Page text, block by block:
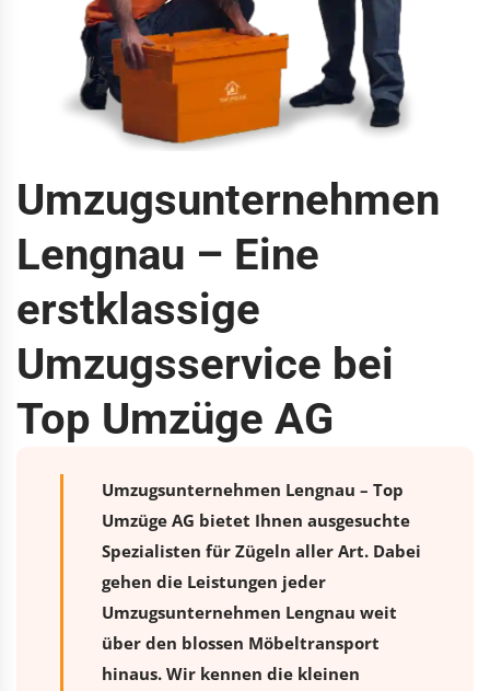
Umzugsunternehmen
Lengnau – Eine
erstklassige
Umzugsservice bei
Top Umzüge AG
Umzugsunternehmen Lengnau – Top
Umzüge AG bietet Ihnen ausgesuchte
Spezialisten für Zügeln aller Art. Dabei
gehen die Leistungen jeder
Umzugsunternehmen Lengnau weit
über den blossen Möbeltransport
hinaus. Wir kennen die kleinen